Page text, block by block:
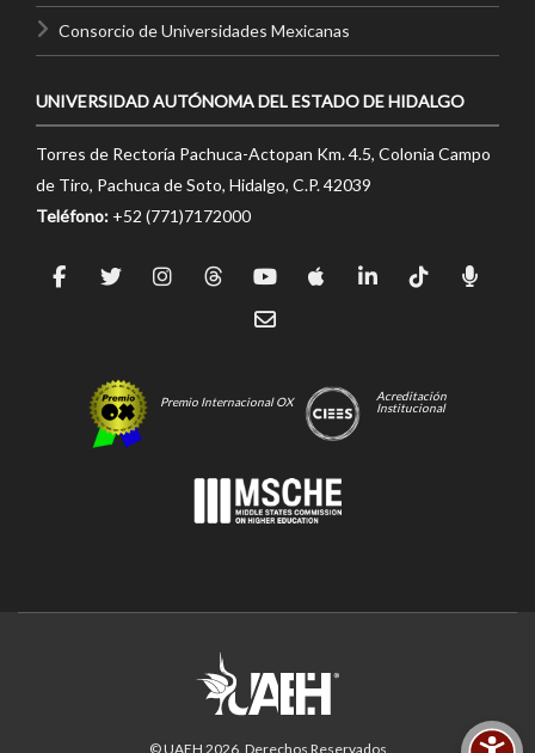
Consorcio de Universidades Mexicanas
UNIVERSIDAD AUTÓNOMA DEL ESTADO DE HIDALGO
Torres de Rectoría Pachuca-Actopan Km. 4.5, Colonia Campo
de Tiro, Pachuca de Soto, Hidalgo, C.P. 42039
Teléfono: +52 (771)7172000
Premio Internacional OX
Acreditación
Institucional
© UAEH 2026. Derechos Reservados